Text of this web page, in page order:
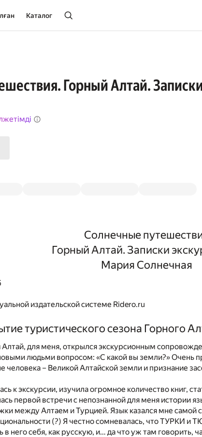
Каталог
Горный Алтай.
Солнечные
Горный Алтай. Записки
Mария Солнечная
издательской системе Ridero.ru
туристического сезона Горного
для меня, открылся экскурсионным
людьми вопросом: «С какой вы земли?» Очень
– Великой Алтайской земли и признание
к экскурсии, изучила огромное количество книг,
первой встречи с непознанной для меня истории
между Алтаем и Турцией. Язык казался мне самой
(?) Я честно сомневалась, что ТУРКИ и
в него себя, как русскую, и… да что уж там говорить,